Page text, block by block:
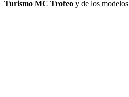
Turismo MC Trofeo y de los modelos